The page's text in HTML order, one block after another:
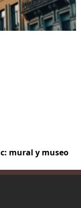
mural y museo